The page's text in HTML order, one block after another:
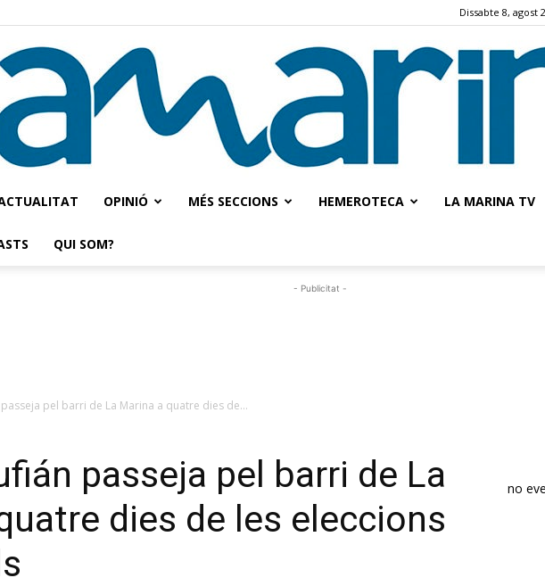
Dissabte 8, agost
OPINIÓ MÉS SECCIONS HEMEROTECA LA MARINA TV
QUI SOM?
- Publicitat -
pel barri de La Marina a quatre dies de...
passeja pel barri de La
dies de les eleccions
no